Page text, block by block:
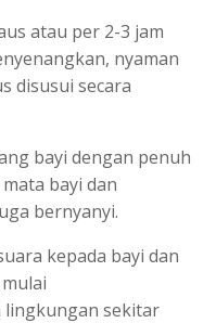
atau per 2-3 jam
nyaman
disusui secara
bayi dengan penuh
bayi dan
bernyanyi.
kepada bayi dan
lingkungan sekitar